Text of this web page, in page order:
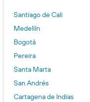
Santiago de Cali
Medellín
Bogotá
Pereira
Santa Marta
San Andrés
Cartagena de Indias